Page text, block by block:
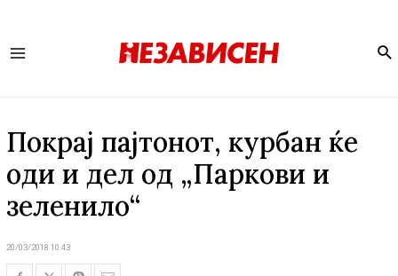
Покрај пајтонот, курбан ќе
оди и дел од „Паркови и
зеленило“
20/03/2018 10:43